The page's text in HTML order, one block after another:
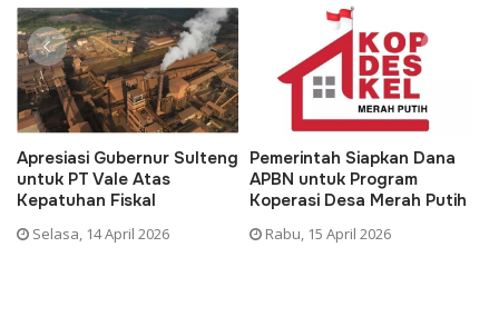
Apresiasi Gubernur Sulteng
untuk PT Vale Atas
Kepatuhan Fiskal
Selasa, 14 April 2026
Pemerintah Siapkan Dana
APBN untuk Program
Koperasi Desa Merah Putih
Rabu, 15 April 2026